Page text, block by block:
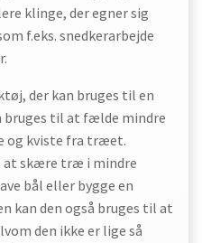
klinge, der egner sig
f.eks. snedkerarbejde
der kan bruges til en
bruges til at fælde mindre
og kviste fra træet.
at skære træ i mindre
bål eller bygge en
kan den også bruges til at
den ikke er lige så